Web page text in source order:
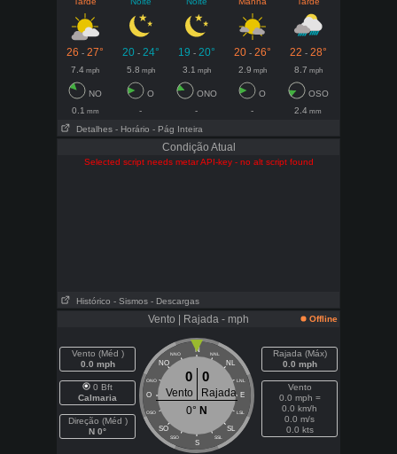
26 - 27° 20- 24° 19 - 20° 20- 26° 22 - 28°
7.4 mph 5.8 mph 3.1 mph 2.9 mph 8.7 mph
NO O ONO O
OSO
0.1 mm - - - 2.4 mm
Detalhes - Horário - Pág Inteira
Condição Atual
Selected script needs metar API-key - no alt script found
Histórico - Sismos - Descargas
Vento | Rajada - mph Offline
Vento (Méd )
0.0 mph
0 Bft
Calmaria
Direção (Méd )
N 0°
N
NNO NNL
NO NL
ONO LNL
O E
OSO LSL
SO SL
SSO SSL
S
0 0
Vento
Rajada
0° N
Rajada (Máx)
0.0 mph
Vento
0.0 mph =
0.0 km/h
0.0 m/s
0.0 kts